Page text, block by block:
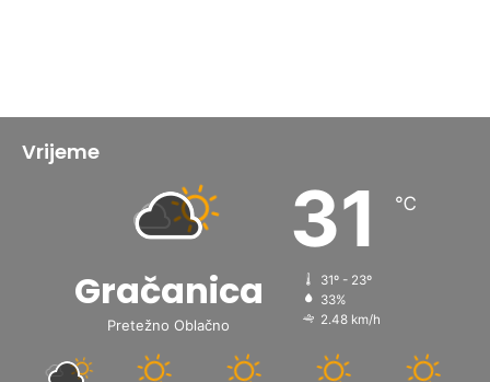
Vrijeme
Gračanica
Pretežno Oblačno
31 ℃
31º - 23º
33%
2.48 km/h